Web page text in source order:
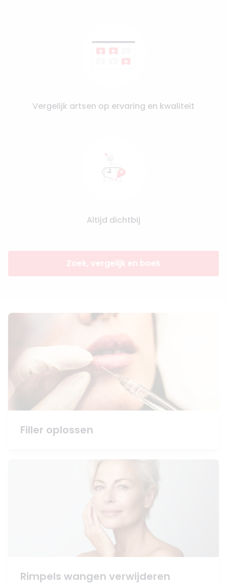
Vergelijk artsen op ervaring en kwaliteit
Altijd dichtbij
Zoek, vergelijk en boek
Filler oplossen
Rimpels wangen verwijderen